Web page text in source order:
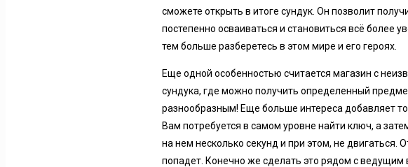
сможете открыть в итоге сундук. Он позволит
постепенно осваиваться и становиться всё более
тем больше разберетесь в этом мире и его героях.
Еще одной особенностью считается магазин с
сундука, где можно получить определенный
разнообразным! Еще больше интереса добавляет
Вам потребуется в самом уровне найти ключ, а
на нем несколько секунд и при этом, не двигаться.
попадет. Конечно же сделать это рядом с